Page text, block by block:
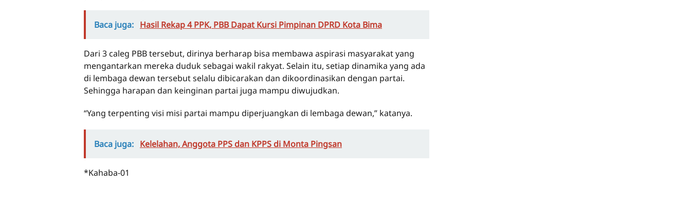
Baca juga: Hasil Rekap 4 PPK, PBB Dapat Kursi Pimpinan DPRD Kota Bima
Dari 3 caleg PBB tersebut, dirinya berharap bisa membawa aspirasi masyarakat yang
mengantarkan mereka duduk sebagai wakil rakyat. Selain itu, setiap dinamika yang ada
di lembaga dewan tersebut selalu dibicarakan dan dikoordinasikan dengan partai.
Sehingga harapan dan keinginan partai juga mampu diwujudkan.
“Yang terpenting visi misi partai mampu diperjuangkan di lembaga dewan,” katanya.
Baca juga: Kelelahan, Anggota PPS dan KPPS di Monta Pingsan
*Kahaba-01